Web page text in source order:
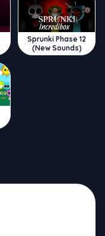
Sprunki Phase 12
(New Sounds)